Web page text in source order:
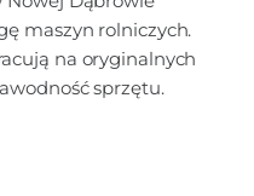
maszyn rolniczych.
na oryginalnych
sprzętu.